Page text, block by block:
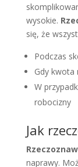
wysokie.
się, że
Podczas
Gdy kwota
W
robocizny
Jak
naprawy.